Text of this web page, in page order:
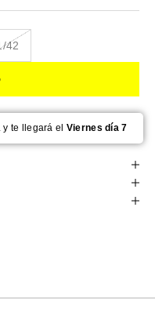
42
y te llegará el Viernes día 7